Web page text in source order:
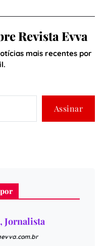
Revista Evva
mais recentes por
Assinar
Jornalista